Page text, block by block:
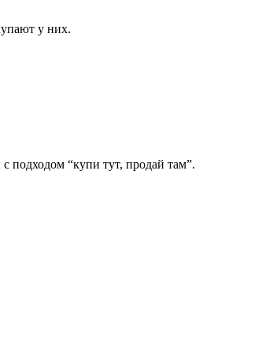
у них.
подходом “купи тут, продай там”.